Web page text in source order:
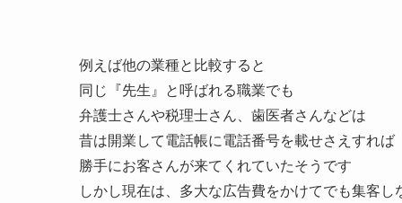
例えば他の業種と比較すると
同じ『先生』と呼ばれる職業でも
弁護士さんや税理士さん、歯医者さんなどは
昔は開業して電話帳に電話番号を載せさえすれば
勝手にお客さんが来てくれていたそうです
しかし現在は、多大な広告費をかけてでも集客し